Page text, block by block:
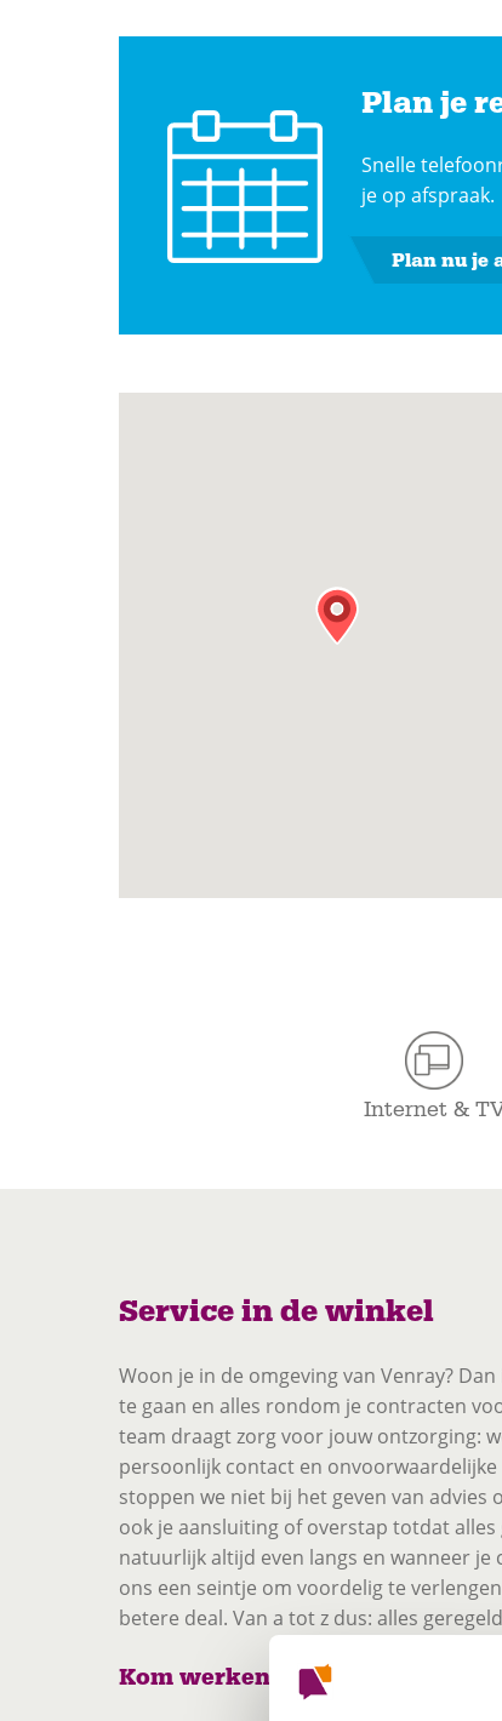
Plan je
Snelle
je op afspraak.
Plan nu je
Internet &
Service in de winkel
Woon je in de omgeving van Venray?
te gaan en alles rondom je contracten
team draagt zorg voor jouw ontzorging:
persoonlijk contact en
stoppen we niet bij het geven van advies
ook je aansluiting of overstap totdat alles
natuurlijk altijd even langs en wanneer
ons een seintje om voordelig te
betere deal. Van a tot z dus: alles
Kom werken in de winkel; Wij